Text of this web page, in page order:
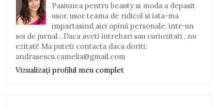
Pasiunea pentru beauty si moda a depasit
usor, usor teama de ridicol si iata-ma
impartasind aici opinii personale, intr-un
soi de jurnal...Daca aveti intrebari sau curiozitati , nu
ezitati! Ma puteti contacta daca doriti:
andrasescu.camelia@gmail.com
Vizualizați profilul meu complet